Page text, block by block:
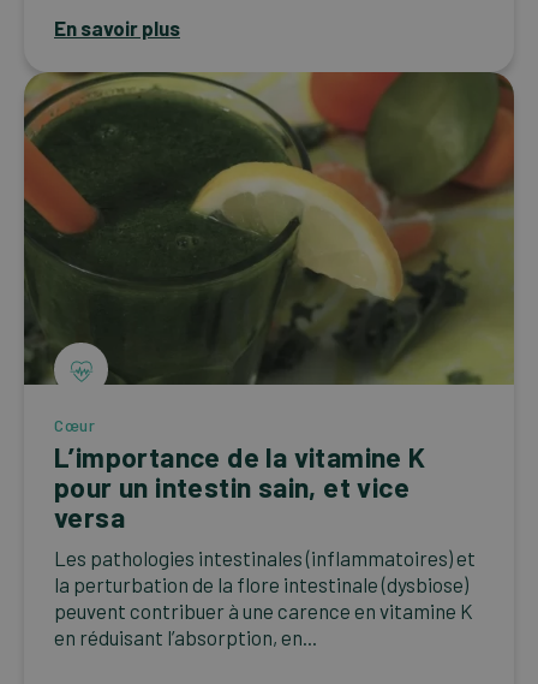
En savoir plus
Cœur
L’importance de la vitamine K
pour un intestin sain, et vice
versa
Les pathologies intestinales (inflammatoires) et
la perturbation de la flore intestinale (dysbiose)
peuvent contribuer à une carence en vitamine K
en réduisant l’absorption, en...